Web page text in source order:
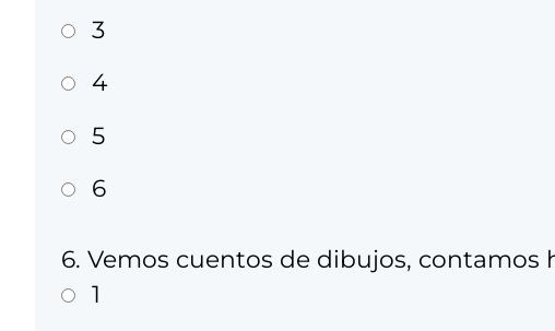
3
4
5
6
6. Vemos cuentos de dibujos, contamos
1